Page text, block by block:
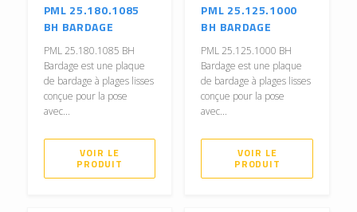
PML 25.180.1085
BH BARDAGE
PML 25.180.1085 BH
Bardage est une plaque
de bardage à plages lisses
conçue pour la pose
avec...
VOIR LE
PRODUIT
PML 25.125.1000
BH BARDAGE
PML 25.125.1000 BH
Bardage est une plaque
de bardage à plages lisses
conçue pour la pose
avec...
VOIR LE
PRODUIT